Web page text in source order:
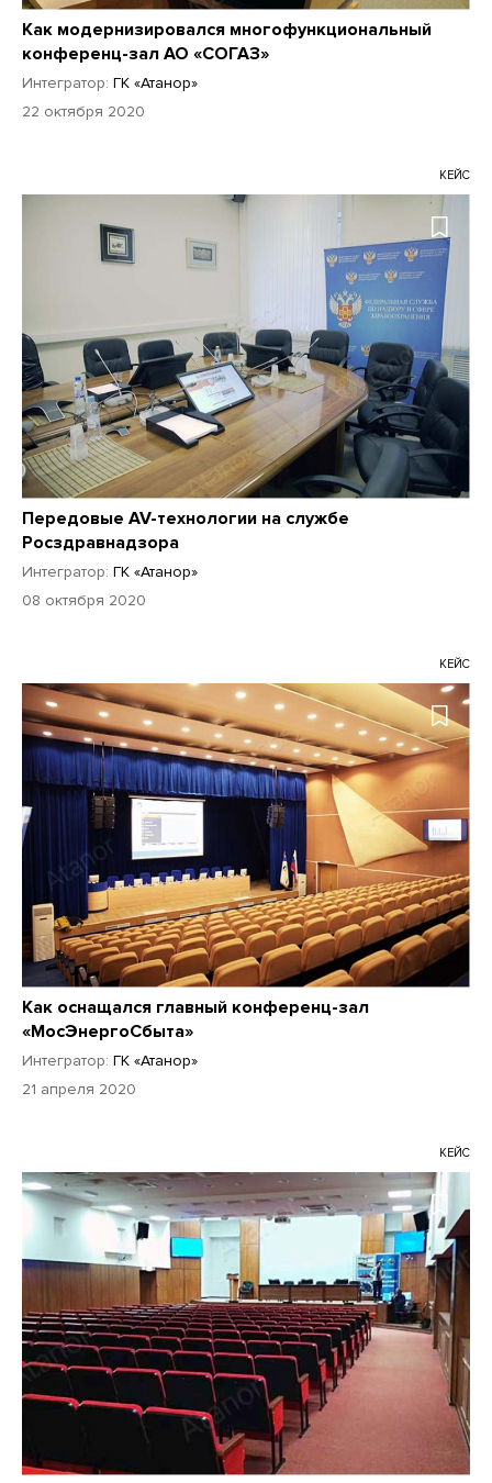
Как модернизировался многофункциональный
конференц-зал АО «СОГАЗ»
Интегратор: ГК «Атанор»
22 октября 2020
КЕЙС
Передовые AV-технологии на службе
Росздравнадзора
Интегратор: ГК «Атанор»
08 октября 2020
КЕЙС
Как оснащался главный конференц-зал
«МосЭнергоСбыта»
Интегратор: ГК «Атанор»
21 апреля 2020
КЕЙС